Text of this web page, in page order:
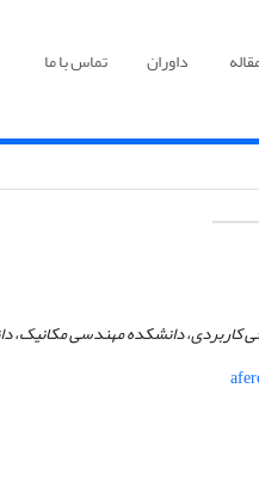
داوران تماس با ما
کاربردی، دانشکده مهندسی مکانیک،